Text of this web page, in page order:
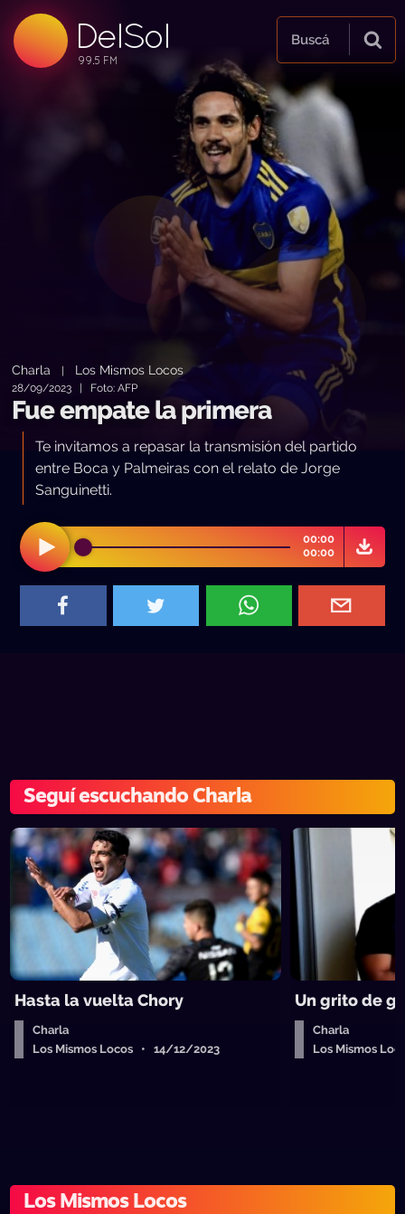
DelSol
99.5 FM
99.5 FM
99.5 FM
Buscá
Charla Los Mismos Locos
28/09/2023 | Foto: AFP
Fue empate la primera
Te invitamos a repasar la transmisión del partido
entre Boca y Palmeiras con el relato de Jorge
Sanguinetti.
00:00
00:00
Seguí escuchando Charla
Hasta la vuelta Chory
Charla
Los Mismos Locos • 14/12/2023
Un grito de
Charla
Los Mismos
Los Mismos Locos